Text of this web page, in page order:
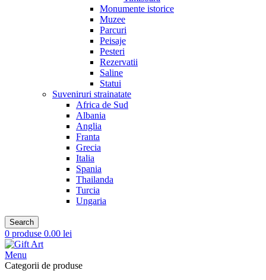
Monumente istorice
Muzee
Parcuri
Peisaje
Pesteri
Rezervatii
Saline
Statui
Suveniruri strainatate
Africa de Sud
Albania
Anglia
Franta
Grecia
Italia
Spania
Thailanda
Turcia
Ungaria
Search
0 produse 0.00 lei
Menu
Categorii de produse